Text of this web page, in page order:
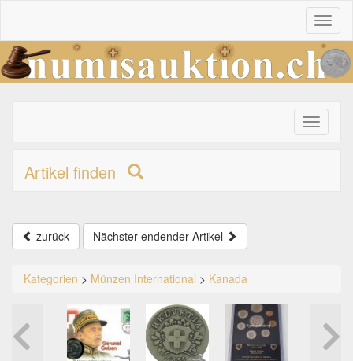
Toggle
primary
Artikel finden
zurück Nächster endender Artikel
Kategorien > Münzen International > Kanada